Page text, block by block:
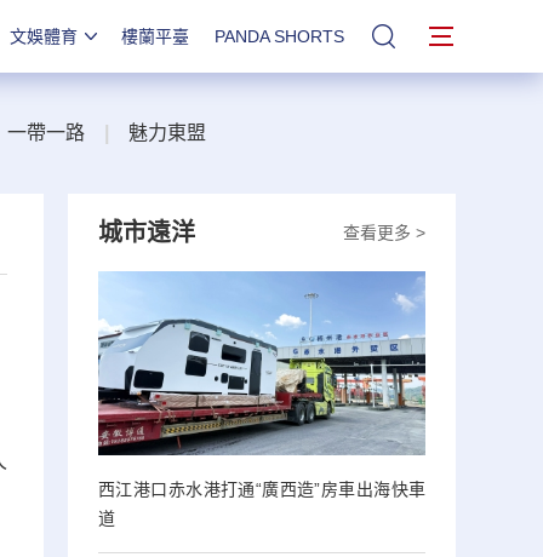
文娛體育 樓蘭平臺 PANDA SHORTS 站內搜索
一帶一路 魅力東盟
查看更多 >
城市遠洋
西江港口赤水港打通“廣西造”房車出海快車
道